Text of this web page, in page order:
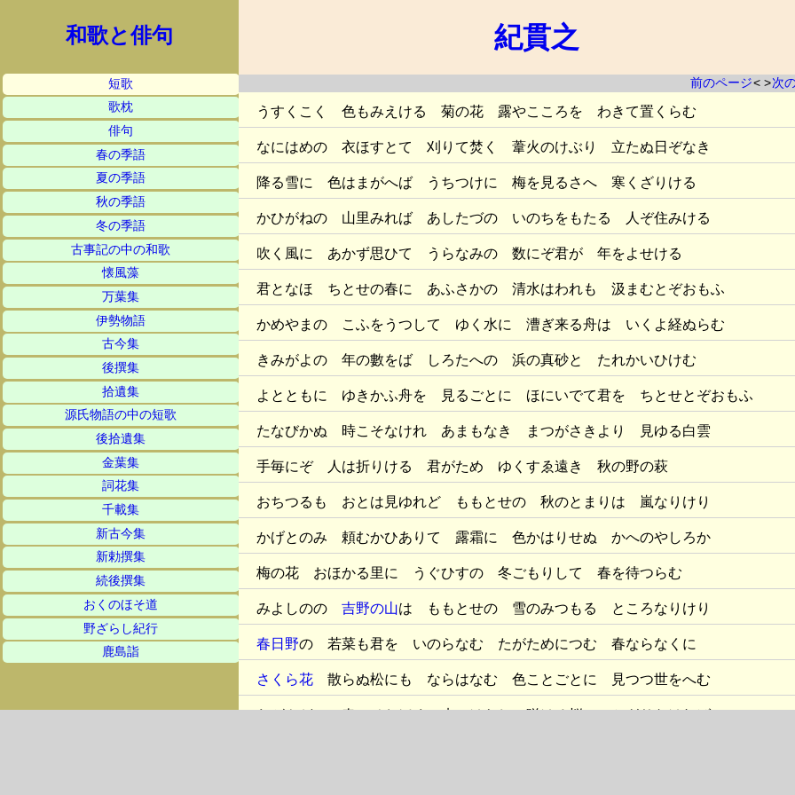
和歌と俳句
短歌
歌枕
俳句
春の季語
夏の季語
秋の季語
冬の季語
古事記の中の和歌
懐風藻
万葉集
伊勢物語
古今集
後撰集
拾遺集
源氏物語の中の短歌
後拾遺集
金葉集
詞花集
千載集
新古今集
新勅撰集
続後撰集
おくのほそ道
野ざらし紀行
鹿島詣
紀貫之
前のページ< >次
うすくこく 色もみえける 菊の花 露やこころを わきて置くらむ
なにはめの 衣ほすとて 刈りて焚く 葦火のけぶり 立たぬ日ぞなき
降る雪に 色はまがへば うちつけに 梅を見るさへ 寒くざりける
かひがねの 山里みれば あしたづの いのちをもたる 人ぞ住みける
吹く風に あかず思ひて うらなみの 数にぞ君が 年をよせける
君となほ ちとせの春に あふさかの 清水はわれも 汲まむとぞおもふ
かめやまの こふをうつして ゆく水に 漕ぎ来る舟は いくよ経ぬらむ
きみがよの 年の數をば しろたへの 浜の真砂と たれかいひけむ
よとともに ゆきかふ舟を 見るごとに ほにいでて君を ちとせとぞおもふ
たなびかぬ 時こそなけれ あまもなき まつがさきより 見ゆる白雲
手毎にぞ 人は折りける 君がため ゆくすゑ遠き 秋の野の萩
おちつるも おとは見ゆれど ももとせの 秋のとまりは 嵐なりけり
かげとのみ 頼むかひありて 露霜に 色かはりせぬ かへのやしろか
梅の花 おほかる里に うぐひすの 冬ごもりして 春を待つらむ
みよしのの 吉野の山は ももとせの 雪のみつもる ところなりけり
春日野の 若菜も君を いのらなむ たがためにつむ 春ならなくに
さくら花散らぬ松にも ならはなむ 色ことごとに 見つつ世をへむ
わがやどに 春こそおほく 来にけらし 咲ける桜の かぎりなければ